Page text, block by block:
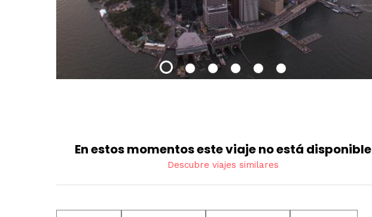
En estos momentos este viaje no está disponible
Descubre viajes similares